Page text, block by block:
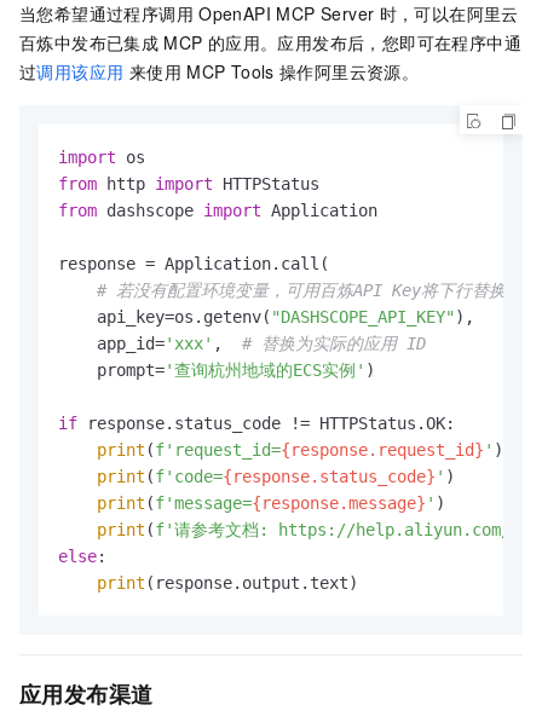
当您希望通过程序调用 OpenAPI MCP Server 时，可以在阿里云
百炼中发布已集成 MCP 的应用。应用发布后，您即可在程序中通
过调用该应用 来使用 MCP Tools 操作阿里云资源。
import
from http import
from dashscope import Application
response = Application.call(
# 若没有配置环境变量，可用百炼API Key将下行替换
    api_key=os.getenv(
"DASHSCOPE_API_KEY" ),
    app_id=
'xxx' , # 替换为实际的应用 ID
    prompt=
'查询杭州地域的ECS实例' )
if response.status_code != HTTPStatus.OK:
print (f'request_id={response.request_id} ' )
print (f'code={response.status_code} ' )
print (f'message={response.message} ' )
print (f'请参考文档: https://help.aliyun.com/
else:
print (response.output.text)
应用发布渠道